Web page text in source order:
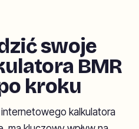
swoje
BMR
kroku
kalkulatora